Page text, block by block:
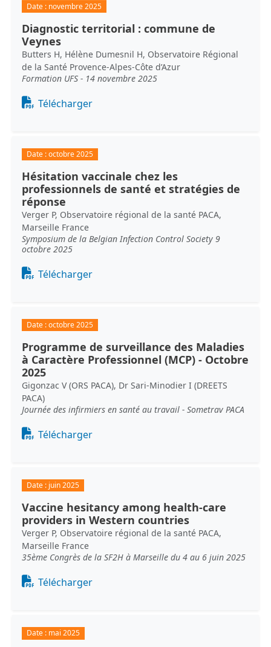
Date : novembre 2025
Diagnostic territorial : commune de
Veynes
Butters H, Hélène Dumesnil H, Observatoire Régional
de la Santé Provence-Alpes-Côte d’Azur
Formation UFS - 14 novembre 2025
Document
Télécharger
Date :octobre 2025
Hésitation vaccinale chez les
professionnels de santé et stratégies de
réponse
Verger P, Observatoire régional de la santé PACA,
Marseille France
Symposium de la Belgian Infection Control Society 9
octobre 2025
Document
Télécharger
Date :octobre 2025
Programme de surveillance des Maladies
à Caractère Professionnel (MCP) - Octobre
2025
Gigonzac V (ORS PACA), Dr Sari-Minodier I (DREETS
PACA)
Journée des infirmiers en santé au travail - Sometrav PACA
Document
Télécharger
Date : juin 2025
Vaccine hesitancy among health-care
providers in Western countries
Verger P, Observatoire régional de la santé PACA,
Marseille France
35ème Congrès de la SF2H à Marseille du 4 au 6 juin 2025
Document
Télécharger
Date : mai 2025